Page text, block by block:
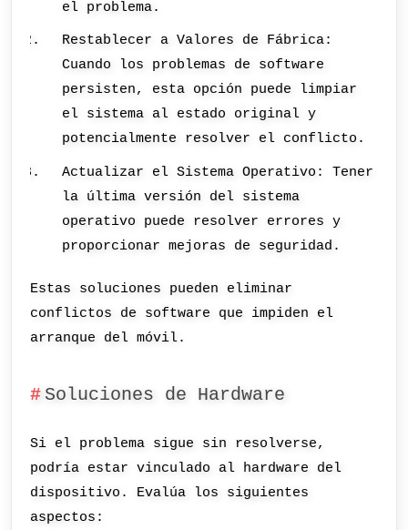
el problema.
Restablecer a Valores de Fábrica:
Cuando los problemas de software
persisten, esta opción puede limpiar
el sistema al estado original y
potencialmente resolver el conflicto.
Actualizar el Sistema Operativo: Tener
la última versión del sistema
operativo puede resolver errores y
proporcionar mejoras de seguridad.
Estas soluciones pueden eliminar
conflictos de software que impiden el
arranque del móvil.
Soluciones de Hardware
Si el problema sigue sin resolverse,
podría estar vinculado al hardware del
dispositivo. Evalúa los siguientes
aspectos: